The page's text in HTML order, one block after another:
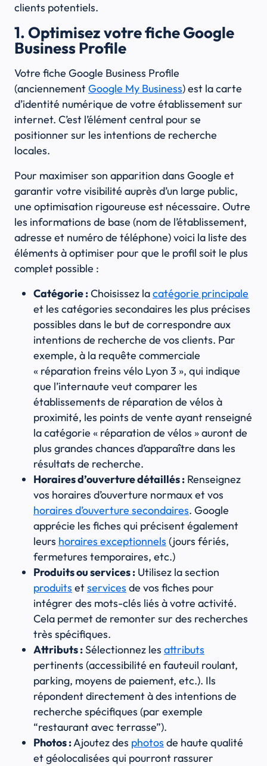
clients potentiels.
1. Optimisez votre fiche Google
Business Profile
Votre fiche Google Business Profile
(anciennementGoogle My Business) est la carte
d’identité numérique de votre établissement sur
internet. C’est l’élément central pour se
positionner sur les intentions de recherche
locales.
Pour maximiser son apparition dans Google et
garantir votre visibilité auprès d’un large public,
une optimisation rigoureuse est nécessaire. Outre
les informations de base (nom de l’établissement,
adresse et numéro de téléphone) voici la liste des
éléments à optimiser pour que le profil soit le plus
complet possible :
Catégorie :Choisissez lacatégorie principale
et les catégories secondaires les plus précises
possibles dans le but de correspondre aux
intentions de recherche de vos clients. Par
exemple, à la requête commerciale
« réparation freins vélo Lyon 3 », qui indique
que l’internaute veut comparer les
établissements de réparation de vélos à
proximité, les points de vente ayant renseigné
la catégorie « réparation de vélos » auront de
plus grandes chances d’apparaître dans les
résultats de recherche.
Horaires d’ouverture détaillés : Renseignez
vos horaires d’ouverture normaux et vos
horaires d’ouverture secondaires. Google
apprécie les fiches qui précisent également
leurs horaires exceptionnels (jours fériés,
fermetures temporaires, etc.)
Produits ou services : Utilisez la section
produits etservices de vos fiches pour
intégrer des mots-clés liés à votre activité.
Cela permet de remonter sur des recherches
très spécifiques.
Attributs :Sélectionnez les attributs
pertinents (accessibilité en fauteuil roulant,
parking, moyens de paiement, etc.). Ils
répondent directement à des intentions de
recherche spécifiques (par exemple
“restaurant avec terrasse”).
Photos :Ajoutez des photos de haute qualité
et géolocalisées qui pourront rassurer